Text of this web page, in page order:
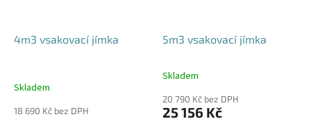
4m3 vsakovací jímka
Skladem
18 690 Kč bez DPH
5m3 vsakovací jímka
Průměrné
produktu
Skladem
20 790 Kč bez DPH
25 156 Kč